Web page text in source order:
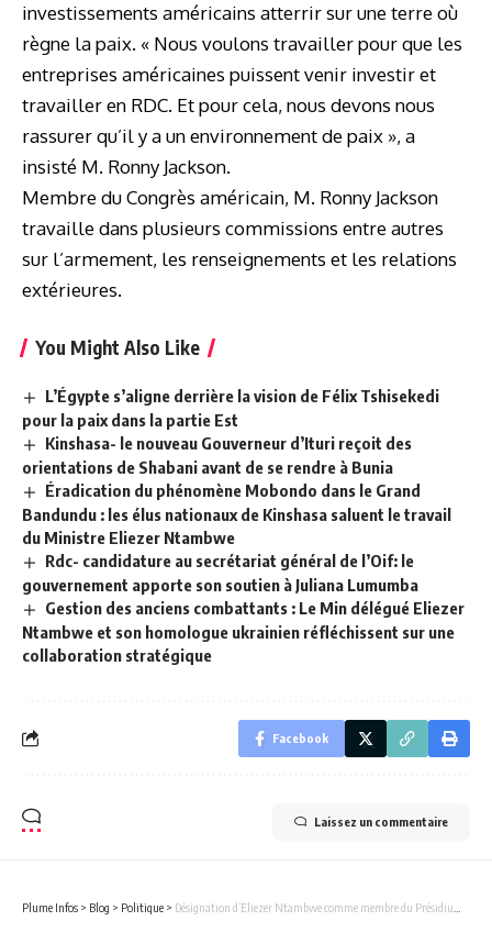
investissements américains atterrir sur une terre où
règne la paix. « Nous voulons travailler pour que les
entreprises américaines puissent venir investir et
travailler en RDC. Et pour cela, nous devons nous
rassurer qu’il y a un environnement de paix », a
insisté M. Ronny Jackson.
Membre du Congrès américain, M. Ronny Jackson
travaille dans plusieurs commissions entre autres
sur l’armement, les renseignements et les relations
extérieures.
You Might Also Like
L’Égypte s’aligne derrière la vision de Félix Tshisekedi
pour la paix dans la partie Est
Kinshasa- le nouveau Gouverneur d’Ituri reçoit des
orientations de Shabani avant de se rendre à Bunia
Éradication du phénomène Mobondo dans le Grand
Bandundu : les élus nationaux de Kinshasa saluent le travail
du Ministre Eliezer Ntambwe
Rdc- candidature au secrétariat général de l’Oif: le
gouvernement apporte son soutien à Juliana Lumumba
Gestion des anciens combattants : Le Min délégué Eliezer
Ntambwe et son homologue ukrainien réfléchissent sur une
collaboration stratégique
Facebook
Laissez un commentaire
Plume Infos > Blog > Politique > Désignation d’Eliezer Ntambwe comme membre du Présidium de l’Union Sacrée : Jimmy Lumbu et Nicolas Wemakoy croient en une nouvelle ère qui vient d’être inaugurée au sein de cette famille politique du chef de l’État.